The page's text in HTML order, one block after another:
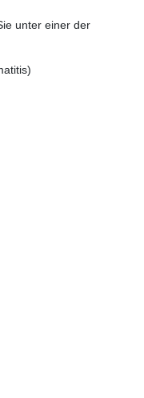
unter einer der